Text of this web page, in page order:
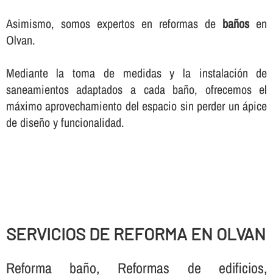
Asimismo, somos expertos en reformas de bañosen
Olvan.
Mediante la toma de medidas y la instalación de
saneamientos adaptados a cada baño, ofrecemos el
máximo aprovechamiento del espacio sin perder un ápice
de diseño y funcionalidad.
SERVICIOS DE REFORMA EN OLVAN
Reforma baño, Reformas de edificios,